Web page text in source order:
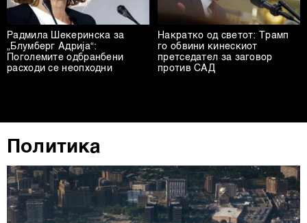
Радмила Шекеринска за
„Блумберг Адрија“:
Поголемите одбранбени
расходи се неопходни
Накратко од светот: Трамп
го обвини кинескиот
претседател за заговор
против САД
Политика